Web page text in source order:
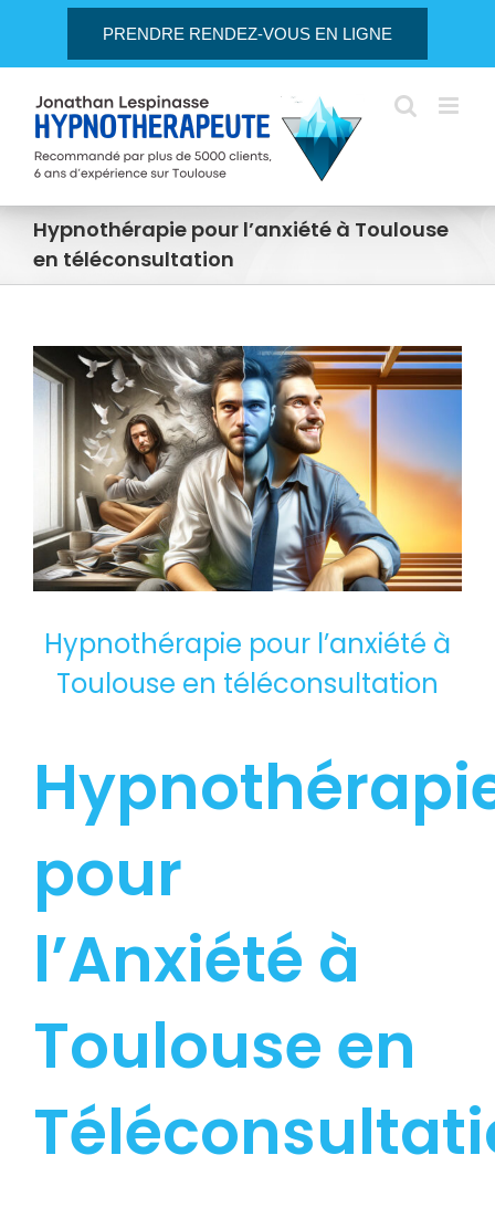
contenu
PRENDRE RENDEZ-VOUS EN LIGNE
Hypnothérapie pour l’anxiété à Toulouse
en téléconsultation
Voir
l'image
agrandie
Hypnothérapie pour l’anxiété à
Toulouse en téléconsultation
pour
l’Anxiété à
Toulouse en